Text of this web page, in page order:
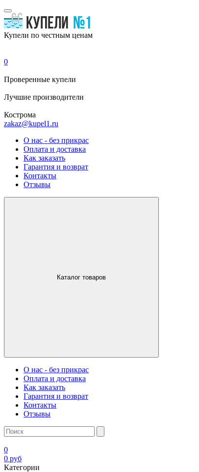
Купели по честным ценам
0
Проверенные купели
Лучшие производители
Кострома
zakaz@kupel1.ru
О нас - без прикрас
Оплата и доставка
Как заказать
Гарантия и возврат
Контакты
Отзывы
Каталог товаров
О нас - без прикрас
Оплата и доставка
Как заказать
Гарантия и возврат
Контакты
Отзывы
0
0 руб
Категории